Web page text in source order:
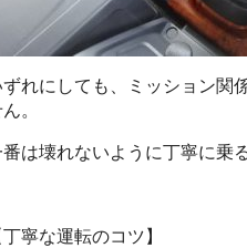
ずれにしても、ミッション関
。
は壊れないように丁寧に乗
丁寧な運転のコツ】